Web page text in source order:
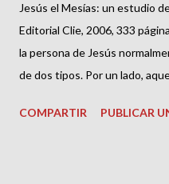
Jesús el Mesías: un estudio
Editorial Clie, 2006, 333
la persona de Jesús
de dos tipos. Por un lado,
aquellos que realizan una
COMPARTIR PUBLICAR